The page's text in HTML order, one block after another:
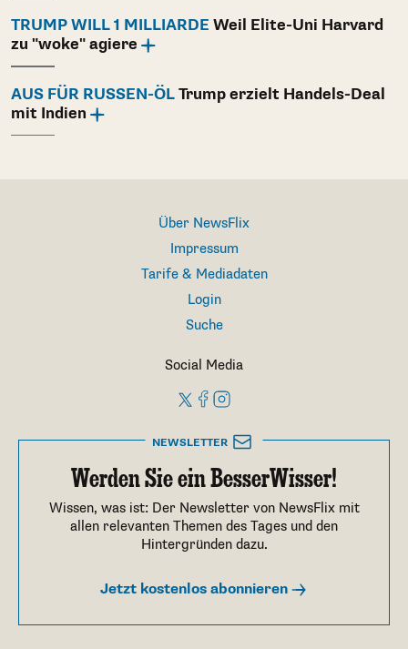
TRUMP WILL 1 MILLIARDE Weil Elite-Uni Harvard
zu "woke" agiere
AUS FÜR RUSSEN-ÖL Trump erzielt Handels-Deal
mit Indien
Über NewsFlix
Impressum
Tarife & Mediadaten
Login
Suche
Social Media
NEWSLETTER
Werden Sie ein BesserWisser!
Wissen, was ist: Der Newsletter von NewsFlix mit
allen relevanten Themen des Tages und den
Hintergründen dazu.
Jetzt kostenlos abonnieren